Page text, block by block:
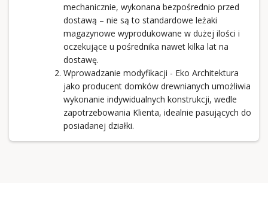
mechanicznie, wykonana bezpośrednio przed
dostawą – nie są to standardowe leżaki
magazynowe wyprodukowane w dużej ilości i
oczekujące u pośrednika nawet kilka lat na
dostawę.
Wprowadzanie modyfikacji - Eko Architektura
jako producent domków drewnianych umożliwia
wykonanie indywidualnych konstrukcji, wedle
zapotrzebowania Klienta, idealnie pasujących do
posiadanej działki.